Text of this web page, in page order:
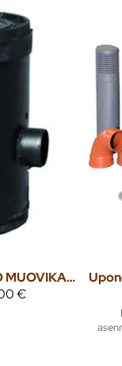
PUHALLINKAIVO MUOVIKANNELLA
€